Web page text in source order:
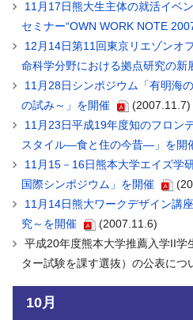
11月17日熊大生主体の就活イベ
セミナー“OWN WORK NOTE
12月14日第11回東京リエゾンオ
命科学分野における拠点研究の新
11月28日シンポジウム「有明海
の試み～」を開催
(2007.11.7)
11月23日平成19年度知のフロン
スタイル―食と住の今昔―」を開
11月15－16日熊本大学エイズ学
国際シンポジウム」を開催
11月14日熊大ワークデザイン講
究～を開催
(2007.11.6)
平成20年度熊本大学推薦入学II学
ター試験を課す選抜）の公表につ
10月